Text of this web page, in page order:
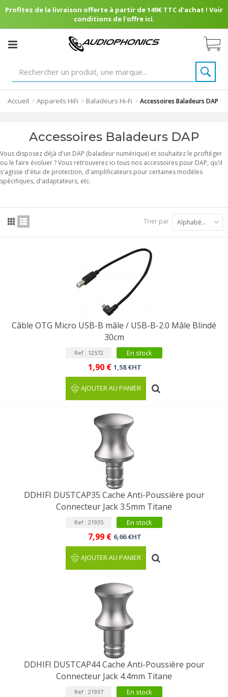
Profitez de la livraison offerte à partir de 149€ TTC d'achat ! Voir
conditions de l'offre ici.
Accueil >Appareils HiFi > Baladeurs Hi-Fi >Accessoires Baladeurs DAP
Accessoires Baladeurs DAP
Vous disposez déjà d'un DAP (baladeur numérique) et souhaitez le proftéger
ou le faire évoluer ? Vous retrouverez ici tous nos accessoires pour DAP, qu'il
s'agisse d'étui de protection, d'amplificateurs pour certaines modèles
spécifiques, d'adaptateurs, etc.
Trier par Alphabétique : A à Z
Câble OTG Micro USB-B mâle / USB-B-2.0 Mâle Blindé
30cm
Ref : 12572 En stock
1,90 € 1,58 €HT
AJOUTER AU PANIER
DDHIFI DUSTCAP35 Cache Anti-Poussière pour
Connecteur Jack 3.5mm Titane
Ref : 21935 En stock
7,99 € 6,66 €HT
AJOUTER AU PANIER
DDHIFI DUSTCAP44 Cache Anti-Poussière pour
Connecteur Jack 4.4mm Titane
Ref : 21937 En stock